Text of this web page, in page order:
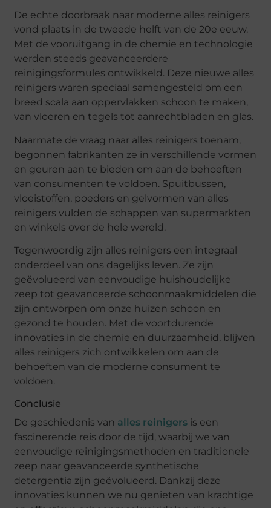
De echte doorbraak naar moderne alles reinigers
vond plaats in de tweede helft van de 20e eeuw.
Met de vooruitgang in de chemie en technologie
werden steeds geavanceerdere
reinigingsformules ontwikkeld. Deze nieuwe alles
reinigers waren speciaal samengesteld om een
breed scala aan oppervlakken schoon te maken,
van vloeren en tegels tot aanrechtbladen en glas.
Naarmate de vraag naar alles reinigers toenam,
begonnen fabrikanten ze in verschillende vormen
en geuren aan te bieden om aan de behoeften
van consumenten te voldoen. Spuitbussen,
vloeistoffen, poeders en gelvormen van alles
reinigers vulden de schappen van supermarkten
en winkels over de hele wereld.
Tegenwoordig zijn alles reinigers een integraal
onderdeel van ons dagelijks leven. Ze zijn
geëvolueerd van eenvoudige huishoudelijke
zeep tot geavanceerde schoonmaakmiddelen die
zijn ontworpen om onze huizen schoon en
gezond te houden. Met de voortdurende
innovaties in de chemie en duurzaamheid, blijven
alles reinigers zich ontwikkelen om aan de
behoeften van de moderne consument te
voldoen.
Conclusie
De geschiedenis van alles reinigers is een
fascinerende reis door de tijd, waarbij we van
eenvoudige reinigingsmethoden en traditionele
zeep naar geavanceerde synthetische
detergentia zijn geëvolueerd. Dankzij deze
innovaties kunnen we nu genieten van krachtige